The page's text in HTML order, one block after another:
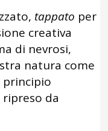
tappato per
creativa
di nevrosi,
natura come
principio
ripreso da